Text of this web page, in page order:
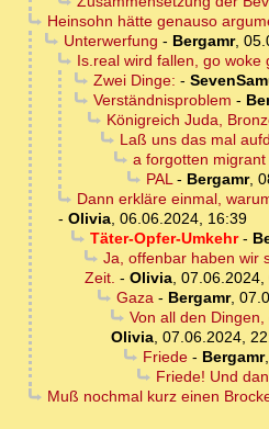
Heinsohn hätte genauso
Unterwerfung - Bergamr,
Is.real wird fallen, go woke
Zwei Dinge: -
Verständnisproblem -
Königreich Juda,
Laß uns das mal
a forgotten migrant
PAL- Bergamr,
Dann erkläre einmal,
- Olivia, 06.06.2024, 16:39
Täter-Opfer-Umkehr-
Ja, offenbar haben wir
Zeit. - Olivia, 07.06.2024,
Gaza- Bergamr,
Von all den
Olivia, 07.06.2024,
Friede- Bergamr,
Friede! Und
Muß nochmal kurz einen